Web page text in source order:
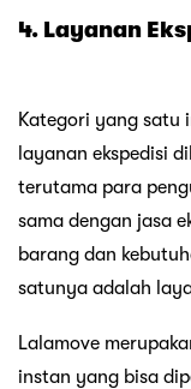
4. Layanan
Kategori yang satu
layanan ekspedisi
terutama para
sama dengan jasa
barang dan
satunya adalah
Lalamove
instan yang bisa